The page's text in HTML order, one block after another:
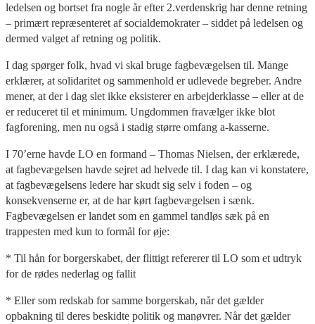
ledelsen og bortset fra nogle år efter 2.verdenskrig har denne retning
– primært repræsenteret af socialdemokrater – siddet på ledelsen og
dermed valget af retning og politik.
I dag spørger folk, hvad vi skal bruge fagbevægelsen til. Mange
erklærer, at solidaritet og sammenhold er udlevede begreber. Andre
mener, at der i dag slet ikke eksisterer en arbejderklasse – eller at de
er reduceret til et minimum. Ungdommen fravælger ikke blot
fagforening, men nu også i stadig større omfang a-kasserne.
I 70’erne havde LO en formand – Thomas Nielsen, der erklærede,
at fagbevægelsen havde sejret ad helvede til. I dag kan vi konstatere,
at fagbevægelsens ledere har skudt sig selv i foden – og
konsekvenserne er, at de har kørt fagbevægelsen i sænk.
Fagbevægelsen er landet som en gammel tandløs sæk på en
trappesten med kun to formål for øje:
* Til hån for borgerskabet, der flittigt refererer til LO som et udtryk
for de rødes nederlag og fallit
* Eller som redskab for samme borgerskab, når det gælder
opbakning til deres beskidte politik og manøvrer. Når det gælder